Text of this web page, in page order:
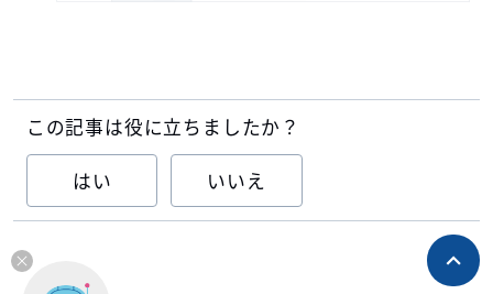
この記事は役に立ちましたか？
はい いいえ